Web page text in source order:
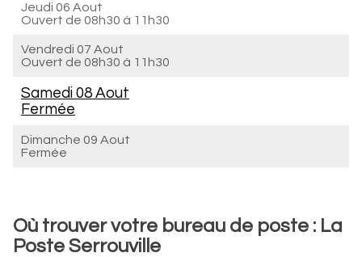
Jeudi 06 Aout
Ouvert de 08h30 à 11h30
Vendredi 07 Aout
Ouvert de 08h30 à 11h30
Samedi 08 Aout
Fermée
Dimanche 09 Aout
Fermée
Où trouver votre bureau de poste : La
Poste Serrouville